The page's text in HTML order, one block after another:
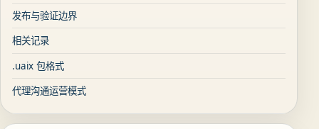
发布与验证边界
相关记录
.uaix 包格式
代理沟通运营模式